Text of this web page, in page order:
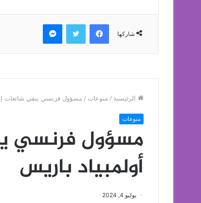
شاركها
فيسبوك تويتر ماسنجر